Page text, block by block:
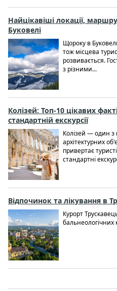
Найцікавіші локації,
Буковелі
Щороку в
тож місцева
розвивається.
з різними...
Колізей: Топ-10 цікавих
стандартній екскурсії
Колізей — один
архітектурних
привертає
стандартні
Відпочинок та лікування в
Курорт
бальнеологічних